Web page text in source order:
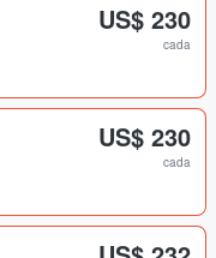
US$ 230
cada
US$ 230
cada